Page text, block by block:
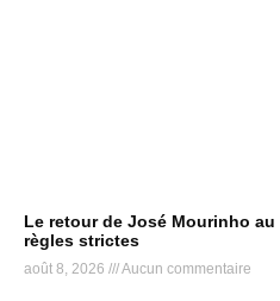
Le retour de José Mourinho
règles strictes
août 8, 2026 Aucun commentaire